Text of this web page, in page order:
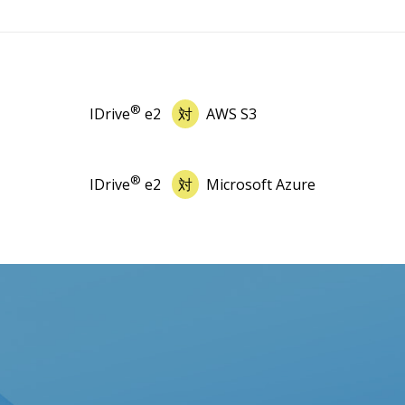
IDrive® e2 対 AWS S3
IDrive® e2 対 Microsoft Azure